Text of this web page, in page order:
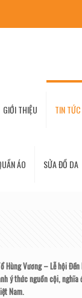
GIỚI THIỆU TIN TỨC
ÁO SỬA ĐỒ DA
Hùng Vương – Lễ hội
ý thức nguồn cội, nghĩa
Nam.